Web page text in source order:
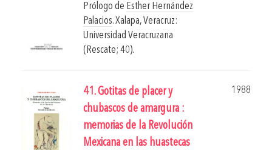
Prólogo de Esther Hernández
Palacios.Xalapa, Veracruz:
Universidad Veracruzana
(Rescate; 40).
41. Gotitas de placer y
chubascos de amargura :
memorias de la Revolución
Mexicana en las huastecas
1988